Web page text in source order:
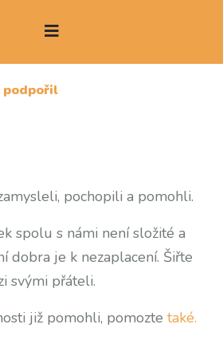
podpořil
pochopili a pomohli.
spolu s námi není složité a
dobra je k nezaplacení. Šiřte
svými přáteli.
již pomohli, pomozte také.